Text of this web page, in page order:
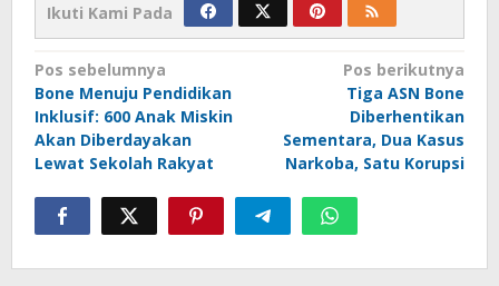
Ikuti Kami Pada
Navigasi
pos
Pos sebelumnya
Bone Menuju Pendidikan
Inklusif: 600 Anak Miskin
Akan Diberdayakan
Lewat Sekolah Rakyat
Pos berikutnya
Tiga ASN Bone
Diberhentikan
Sementara, Dua Kasus
Narkoba, Satu Korupsi